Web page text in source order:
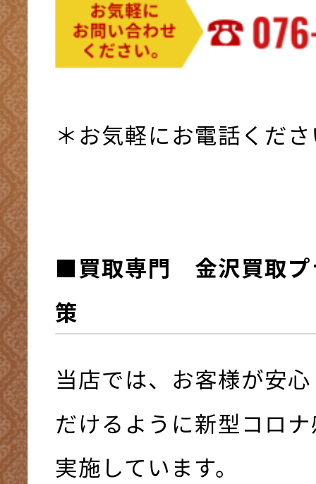
＊お気軽にお電話くだ
■買取専門 金沢買取プ
策
当店では、お客様が安
だけるように新型コロ
実施しています。